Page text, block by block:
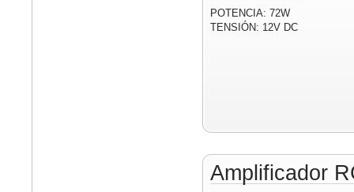
POTENCIA: 72W
TENSIÓN: 12V DC
Amplificador